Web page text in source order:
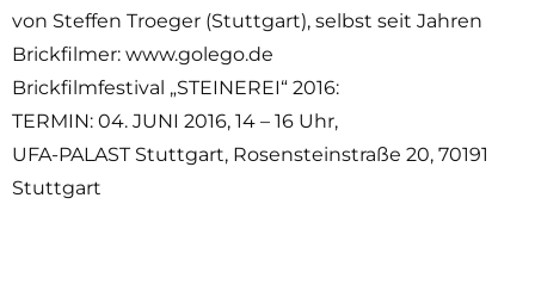
von Steffen Troeger (Stuttgart), selbst seit Jahren
Brickfilmer: www.golego.de
Brickfilmfestival „STEINEREI“ 2016:
TERMIN: 04. JUNI 2016, 14 – 16 Uhr,
UFA-PALAST Stuttgart, Rosensteinstraße 20, 70191
Stuttgart